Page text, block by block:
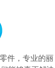
件，专业的丽